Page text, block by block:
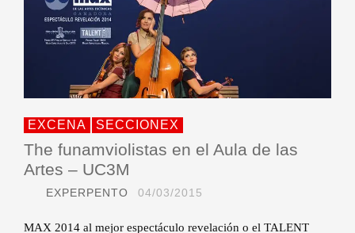
EXCENA SECCIONEX
The funamviolistas en el Aula de las
Artes – UC3M
EXPERPENTO 04/03/2015
MAX 2014 al mejor espectáculo revelación o el TALENT